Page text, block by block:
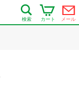
検索 カート メール